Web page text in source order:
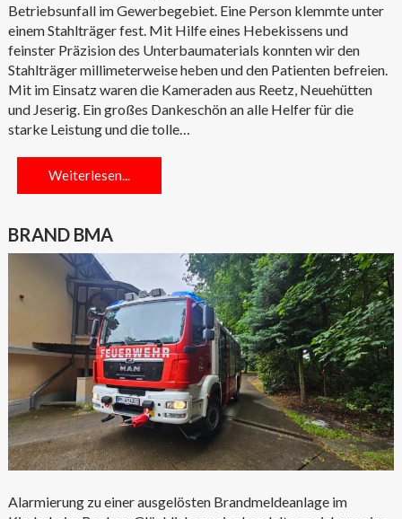
Betriebsunfall im Gewerbegebiet. Eine Person klemmte unter
einem Stahlträger fest. Mit Hilfe eines Hebekissens und
feinster Präzision des Unterbaumaterials konnten wir den
Stahlträger millimeterweise heben und den Patienten befreien.
Mit im Einsatz waren die Kameraden aus Reetz, Neuehütten
und Jeserig. Ein großes Dankeschön an alle Helfer für die
starke Leistung und die tolle…
Weiterlesen...
BRAND BMA
Alarmierung zu einer ausgelösten Brandmeldeanlage im